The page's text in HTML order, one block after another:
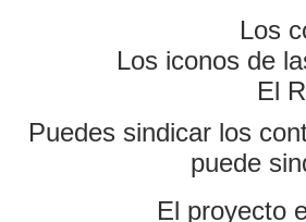
Los
Los iconos de
El
Puedes sindicar los
puede
El proyecto